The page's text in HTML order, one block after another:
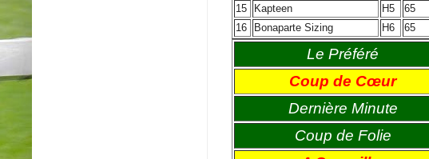
15
Kapteen H5 65
16
Bonaparte Sizing H6 65
Le Préféré
Coup de Cœur
Dernière Minute
Coup de Folie